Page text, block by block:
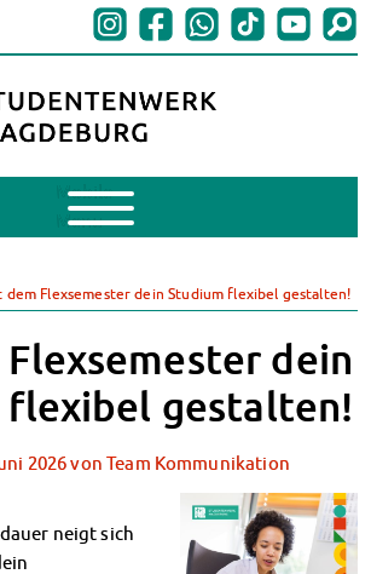
Mobile
Menu
Eventspace
dem Flexsemester dein Studium flexibel gestalten!
dein
flexibel gestalten!
2026von Team Kommunikation
neigt sich